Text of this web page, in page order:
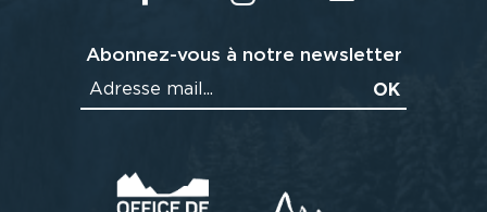
Abonnez-vous à notre newsletter